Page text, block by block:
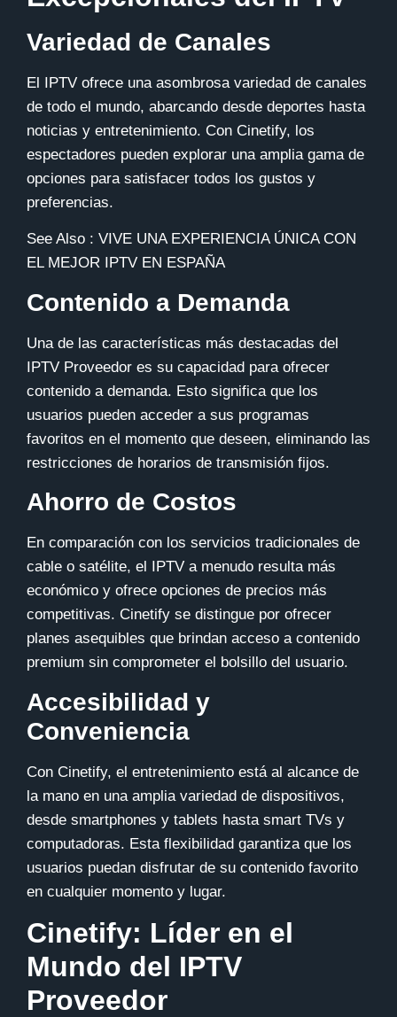
Variedad de Canales
El IPTV ofrece una asombrosa variedad de canales
de todo el mundo, abarcando desde deportes hasta
noticias y entretenimiento. Con Cinetify, los
espectadores pueden explorar una amplia gama de
opciones para satisfacer todos los gustos y
preferencias.
See Also : VIVE UNA EXPERIENCIA ÚNICA CON
EL MEJOR IPTV EN ESPAÑA
Contenido a Demanda
Una de las características más destacadas del
IPTV Proveedor es su capacidad para ofrecer
contenido a demanda. Esto significa que los
usuarios pueden acceder a sus programas
favoritos en el momento que deseen, eliminando las
restricciones de horarios de transmisión fijos.
Ahorro de Costos
En comparación con los servicios tradicionales de
cable o satélite, el IPTV a menudo resulta más
económico y ofrece opciones de precios más
competitivas. Cinetify se distingue por ofrecer
planes asequibles que brindan acceso a contenido
premium sin comprometer el bolsillo del usuario.
Accesibilidad y
Conveniencia
Con Cinetify, el entretenimiento está al alcance de
la mano en una amplia variedad de dispositivos,
desde smartphones y tablets hasta smart TVs y
computadoras. Esta flexibilidad garantiza que los
usuarios puedan disfrutar de su contenido favorito
en cualquier momento y lugar.
Cinetify: Líder en el
Mundo del IPTV
Proveedor